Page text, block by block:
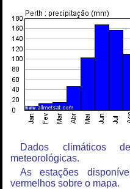
Dados climáticos
meteorológicas.
As estações
vermelhos sobre o mapa.